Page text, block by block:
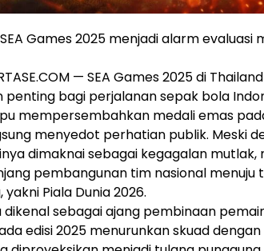
Games 2025 menjadi alarm evaluasi
— SEA Games 2025 di
bagi perjalanan sepak bola
mempersembahkan medali emas
menyedot perhatian publik. Meski
dimaknai sebagai kegagalan mutlak,
pembangunan tim nasional menuju
Piala Dunia 2026.
dikenal sebagai ajang pembinaan
edisi 2025 menurunkan skuad